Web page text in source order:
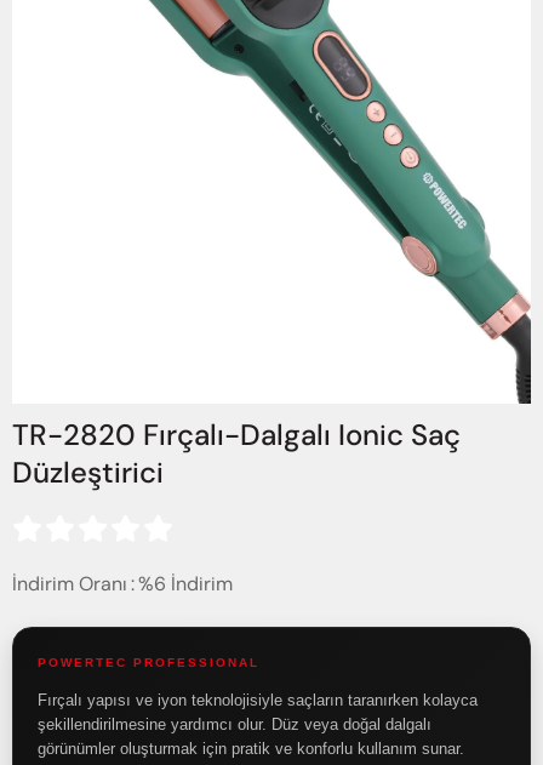
TR-2820 Fırçalı-Dalgalı Ionic Saç
Düzleştirici
İndirim Oranı:%6 İndirim
POWERTEC PROFESSIONAL
Fırçalı yapısı ve iyon teknolojisiyle saçların taranırken kolayca
şekillendirilmesine yardımcı olur. Düz veya doğal dalgalı
görünümler oluşturmak için pratik ve konforlu kullanım sunar.